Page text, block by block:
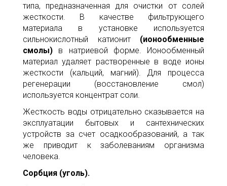
типа, предназначенная для очистки от солей
жесткости. В качестве фильтрующего
материала в установке используется
сильнокислотный катионит(ионообменные
смолы) в натриевой форме. Ионообменный
материал удаляет растворенные в воде ионы
жесткости (кальций, магний). Для процесса
регенерации (восстановление смол)
используется концентрат соли.
Жесткость воды отрицательно сказывается на
эксплуатации бытовых и сантехнических
устройств за счет осадкообразований, а так
же приводит к заболеваниям организма
человека.
Сорбция (уголь).